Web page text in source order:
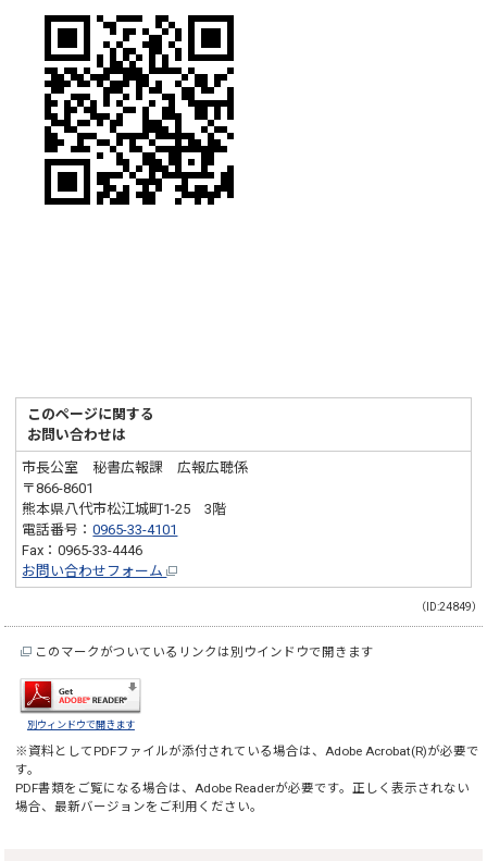
このページに関する
お問い合わせは
市長公室 秘書広報課 広報広聴係
〒866-8601
熊本県八代市松江城町1-25 3階
電話番号：0965-33-4101
Fax：0965-33-4446
お問い合わせフォーム
（ID:24849）
このマークがついているリンクは別ウインドウで開きます
別ウィンドウで開きます
※資料としてPDFファイルが添付されている場合は、Adobe Acrobat(R)が必要で
す。
PDF書類をご覧になる場合は、Adobe Readerが必要です。正しく表示されない
場合、最新バージョンをご利用ください。